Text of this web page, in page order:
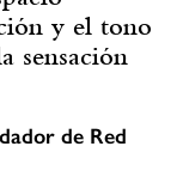
y el tono
sensación
de Red